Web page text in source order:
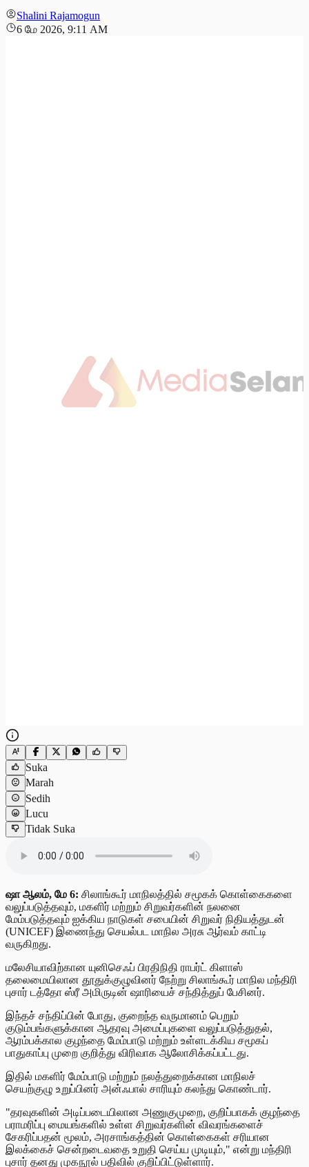
Shalini Rajamogun
6 மே 2026, 9:11 AM
Suka
Marah
Sedih
Lucu
Tidak Suka
ஷா ஆலம், மே 6: சிலாங்கூர் மாநிலத்தில் சமூகக் கொள்கைகளை
வலுப்படுத்தவும், மகளிர் மற்றும் சிறுவர்களின் நலனை
மேம்படுத்தவும் ஐக்கிய நாடுகள் சபையின் சிறுவர் நிதியத்துடன்
(UNICEF) இணைந்து செயல்பட மாநில அரசு ஆர்வம் காட்டி
வருகிறது.
மலேசியாவிற்கான யுனிசெஃப் பிரதிநிதி ராபர்ட் கிளாஸ்
தலைமையிலான தூதுக்குழுவினர் நேற்று சிலாங்கூர் மாநில மந்திரி
புசார் டத்தோ ஸ்ரீ அமிருடின் ஷாரியைச் சந்தித்துப் பேசினர்.
இந்தச் சந்திப்பின் போது, குறைந்த வருமானம் பெறும்
குடும்பங்களுக்கான ஆதரவு அமைப்புகளை வலுப்படுத்துதல்,
ஆரம்பக்கால குழந்தை மேம்பாடு மற்றும் உள்ளடக்கிய சமூகப்
பாதுகாப்பு முறை குறித்து விரிவாக ஆலோசிக்கப்பட்டது.
இதில் மகளிர் மேம்பாடு மற்றும் நலத்துறைக்கான மாநிலச்
செயற்குழு உறுப்பினர் அன்ஃபால் சாரியும் கலந்து கொண்டார்.
"தரவுகளின் அடிப்படையிலான அணுகுமுறை, குறிப்பாகக் குழந்தை
பராமரிப்பு மையங்களில் உள்ள சிறுவர்களின் விவரங்களைச்
சேகரிப்பதன் மூலம், அரசாங்கத்தின் கொள்கைகள் சரியான
இலக்கைச் சென்றடைவதை உறுதி செய்ய முடியும்," என்று மந்திரி
புசார் தனது முகநூல் பதிவில் குறிப்பிட்டுள்ளார்.